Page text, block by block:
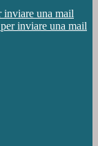
inviare una mail
inviare una mail